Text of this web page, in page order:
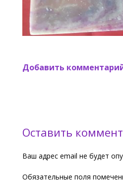
Добавить
Оставить
Ваш адрес email не будет
Обязательные поля